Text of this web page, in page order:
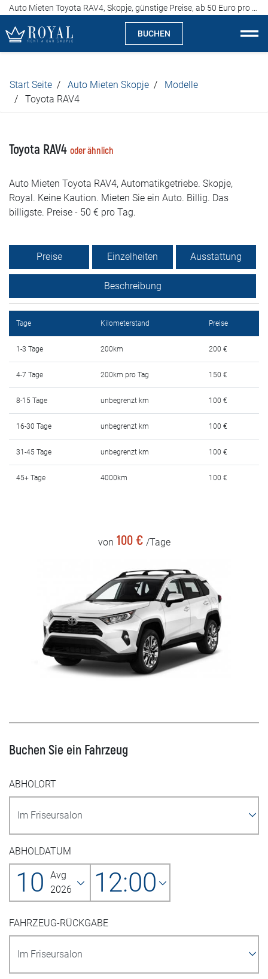
BUCHEN
Über uns
Spezialitäten
Standorte
Auto Mieten
Preise
Mietbedingungen
Haufig gestellte fragen
Blog
Kontakt
MАКЕДОНСКИ
ENGLISH
DEUTSCH
Start Seite Auto Mieten Skopje
Modelle
Toyota RAV4
Toyota RAV4 oder ähnlich
Auto Mieten Toyota RAV4, Automatikgetriebe. Skopje,
Royal. Keine Kaution. Mieten Sie ein Auto. Billig. Das
billigste. Preise - 50 € pro Tag.
Preise Einzelheiten Ausstattung
Beschreibung
Tage Kilometerstand Preise
1-3 Tage 200km 200 €
4-7 Tage 200km pro Tag 150 €
8-15 Tage unbegrenzt km 100 €
16-30 Tage unbegrenzt km 100 €
31-45 Tage unbegrenzt km 100 €
45+ Tage 4000km 100 €
von 100 € /Tage
Buchen Sie ein Fahrzeug
ABHOLORT
ABHOLDATUM
10
Avg
2026
12:00
FAHRZEUG-RÜCKGABE